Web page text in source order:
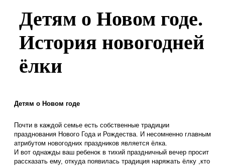
Детям о Новом годе.
История новогодней
ёлки
Детям о Новом годе
Почти в каждой семье есть собственные традиции
празднования Нового Года и Рождества. И несомненно главным
атрибутом новогодних праздников является ёлка.
И вот однажды ваш ребенок в тихий праздничный вечер просит
рассказать ему, откуда появилась традиция наряжать ёлку ,кто